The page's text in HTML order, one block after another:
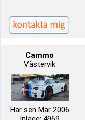
Cammo
Västervik
Här sen Mar 2006